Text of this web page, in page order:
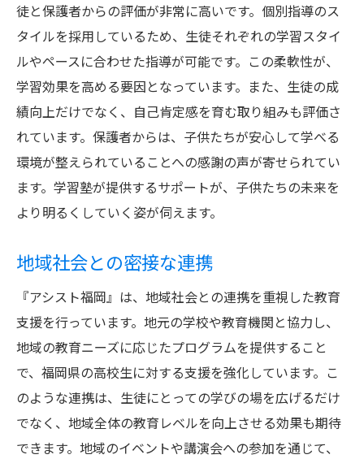
徒と保護者からの評価が非常に高いです。個別指導のス
タイルを採用しているため、生徒それぞれの学習スタイ
ルやペースに合わせた指導が可能です。この柔軟性が、
学習効果を高める要因となっています。また、生徒の成
績向上だけでなく、自己肯定感を育む取り組みも評価さ
れています。保護者からは、子供たちが安心して学べる
環境が整えられていることへの感謝の声が寄せられてい
ます。学習塾が提供するサポートが、子供たちの未来を
より明るくしていく姿が伺えます。
地域社会との密接な連携
『アシスト福岡』は、地域社会との連携を重視した教育
支援を行っています。地元の学校や教育機関と協力し、
地域の教育ニーズに応じたプログラムを提供すること
で、福岡県の高校生に対する支援を強化しています。こ
のような連携は、生徒にとっての学びの場を広げるだけ
でなく、地域全体の教育レベルを向上させる効果も期待
できます。地域のイベントや講演会への参加を通じて、